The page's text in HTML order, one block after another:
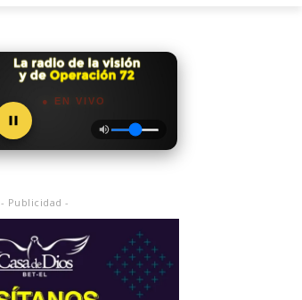
● EN VIVO
- Publicidad -